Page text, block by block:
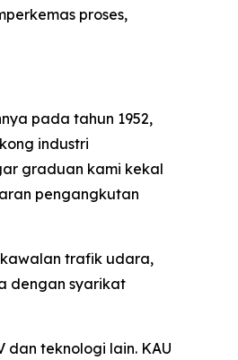
proses,
pada tahun 1952,
industri
graduan kami kekal
pengangkutan
trafik udara,
dengan syarikat
teknologi lain. KAU